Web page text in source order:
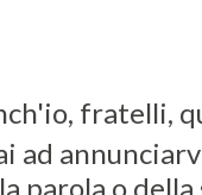
fratelli,
ad
parola o della